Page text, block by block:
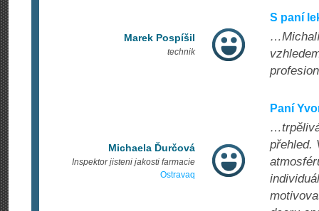
Marek Pospíšil
technik
S paní
Michaela Ďurčová
Inspektor jisteni jakosti farmacie
Ostravaq
Paní
přehled.